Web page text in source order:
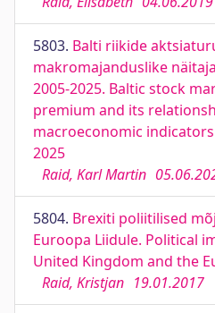
5803. Balti riikide
makromajanduslike
2005-2025. Baltic stock
premium and its
macroeconomic
2025
Raid, Karl Martin
5804. Brexiti poliitilised
Euroopa Liidule. Political
United Kingdom and the
Raid, Kristjan 19.01.2017